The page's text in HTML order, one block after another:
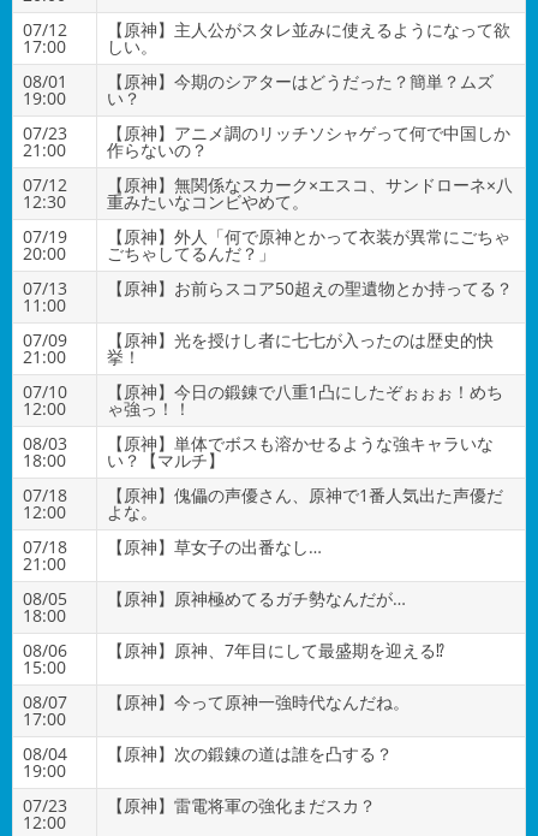
07/12
17:00
【原神】主人公がスタレ並みに使えるようになって欲
しい。
08/01
19:00
【原神】今期のシアターはどうだった？簡単？ムズ
い？
07/23
21:00
【原神】アニメ調のリッチソシャゲって何で中国しか
作らないの？
07/12
12:30
【原神】無関係なスカーク×エスコ、サンドローネ×八
重みたいなコンビやめて。
07/19
20:00
【原神】外人「何で原神とかって衣装が異常にごちゃ
ごちゃしてるんだ？」
07/13
11:00
【原神】お前らスコア50超えの聖遺物とか持ってる？
07/09
21:00
【原神】光を授けし者に七七が入ったのは歴史的快
挙！
07/10
12:00
【原神】今日の鍛錬で八重1凸にしたぞぉぉぉ！めち
ゃ強っ！！
08/03
18:00
【原神】単体でボスも溶かせるような強キャラいな
い？【マルチ】
07/18
12:00
【原神】傀儡の声優さん、原神で1番人気出た声優だ
よな。
07/18
21:00
【原神】草女子の出番なし…
08/05
18:00
【原神】原神極めてるガチ勢なんだが…
08/06
15:00
【原神】原神、7年目にして最盛期を迎える⁉
08/07
17:00
【原神】今って原神一強時代なんだね。
08/04
19:00
【原神】次の鍛錬の道は誰を凸する？
07/23
12:00
【原神】雷電将軍の強化まだスカ？